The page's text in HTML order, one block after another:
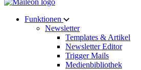
Funktionen
Newsletter
Templates & Artikel
Newsletter Editor
Trigger Mails
Medienbibliothek